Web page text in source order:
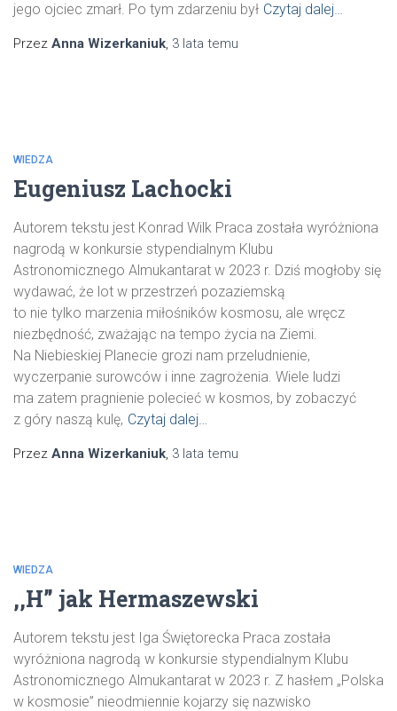
jego ojciec zmarł. Po tym zdarzeniu był Czytaj dalej…
Przez Anna Wizerkaniuk, 3 lata temu
WIEDZA
Eugeniusz Lachocki
Autorem tekstu jest Konrad Wilk Praca została wyróżniona
nagrodą w konkursie stypendialnym Klubu
Astronomicznego Almukantarat w 2023 r. Dziś mogłoby się
wydawać, że lot w przestrzeń pozaziemską
to nie tylko marzenia miłośników kosmosu, ale wręcz
niezbędność, zważając na tempo życia na Ziemi.
Na Niebieskiej Planecie grozi nam przeludnienie,
wyczerpanie surowców i inne zagrożenia. Wiele ludzi
ma zatem pragnienie polecieć w kosmos, by zobaczyć
z góry naszą kulę, Czytaj dalej…
Przez Anna Wizerkaniuk, 3 lata temu
WIEDZA
,,H” jak Hermaszewski
Autorem tekstu jest Iga Świętorecka Praca została
wyróżniona nagrodą w konkursie stypendialnym Klubu
Astronomicznego Almukantarat w 2023 r. Z hasłem „Polska
w kosmosie” nieodmiennie kojarzy się nazwisko